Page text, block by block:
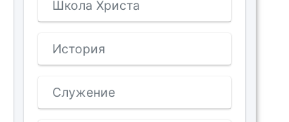
Школа Христа
История
Служение